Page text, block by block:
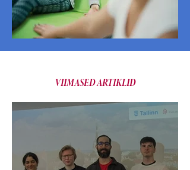
VIIMASED ARTIKLID